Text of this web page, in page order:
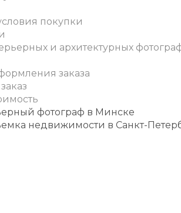
покупки
и архитектурных
заказа
фотограф в Минске
недвижимости в Санкт-